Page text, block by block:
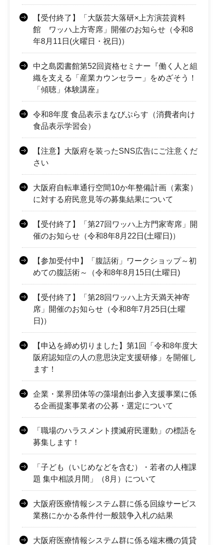
【受付終了】「大阪芸大落研×上方演芸資料
館 ワッハ上方寄席」開催のお知らせ（令和8
年8月11日(火曜日・祝日)）
中之島図書館第52回資格セミナー『働く人と組
織を支える「産業カウンセラー」をめざそう！
「傾聴」体験講座』
令和8年度 食品表示まなびぷらす（消費者向け
食品表示学習会）
【注意】大阪府を装ったSNS広告にご注意くだ
さい
大阪府自転車通行空間10か年整備計画（素案）
に対する府民意見等の募集結果について
【受付終了】「第27回ワッハ上方門家寄席」開
催のお知らせ（令和8年8月22日(土曜日)）
【参加受付中】「腹話術」ワークショップ～初
めての腹話術～（令和8年8月15日(土曜日)
【受付終了】「第28回ワッハ上方天満天神寄
席」開催のお知らせ（令和8年7月25日(土曜
日)）
【申込を締め切りました】第1回「令和8年度大
阪府認知症の人の意思決定支援研修」を開催し
ます！
企業・業界団体等の藻場創出参入支援事業に係
る企画提案事業者の公募・選定について
「職場のハラスメント撲滅府民運動」の標語を
募集します！
「子ども（いじめなどを含む）・若者の人権課
題 集中相談月間」（8月）について
大阪府医療情報システム群に係る回線サービス
業務にかかる条件付一般競争入札の結果
大阪府医療情報システム群に係る端末機の賃貸